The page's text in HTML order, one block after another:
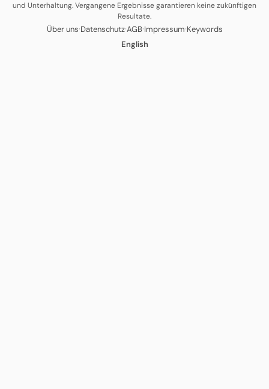
und Unterhaltung. Vergangene Ergebnisse garantieren keine zukünftigen
Resultate.
Über uns·Datenschutz·AGB·Impressum·Keywords
English